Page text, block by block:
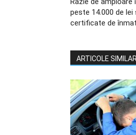
peste 14.000 de
certificate de
ARTICOLE